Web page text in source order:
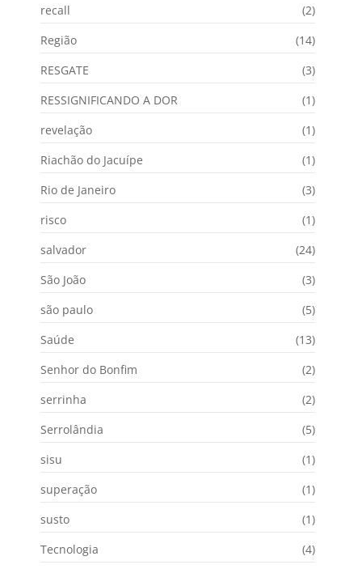
recall
(2)
Região
(14)
RESGATE
(3)
RESSIGNIFICANDO A DOR
(1)
revelação
(1)
Riachão do Jacuípe
(1)
Rio de Janeiro
(3)
risco
(1)
salvador
(24)
São João
(3)
são paulo
(5)
Saúde
(13)
Senhor do Bonfim
(2)
serrinha
(2)
Serrolândia
(5)
sisu
(1)
superação
(1)
susto
(1)
Tecnologia
(4)